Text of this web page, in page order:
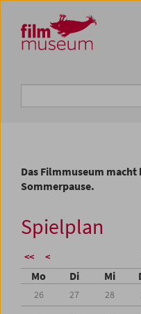
Zum Inhalt
Zum Hauptmenü
Zur Servicenavigation
Zum Suche
Das Filmmuseum macht
Sommerpause.
Spielplan
<< <
Mo Di Mi
26 27 28